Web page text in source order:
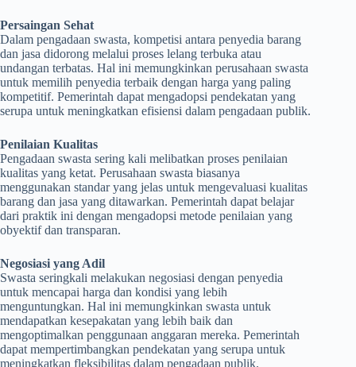
Persaingan Sehat
Dalam pengadaan swasta, kompetisi antara penyedia barang
dan jasa didorong melalui proses lelang terbuka atau
undangan terbatas. Hal ini memungkinkan perusahaan swasta
untuk memilih penyedia terbaik dengan harga yang paling
kompetitif. Pemerintah dapat mengadopsi pendekatan yang
serupa untuk meningkatkan efisiensi dalam pengadaan publik.
Penilaian Kualitas
Pengadaan swasta sering kali melibatkan proses penilaian
kualitas yang ketat. Perusahaan swasta biasanya
menggunakan standar yang jelas untuk mengevaluasi kualitas
barang dan jasa yang ditawarkan. Pemerintah dapat belajar
dari praktik ini dengan mengadopsi metode penilaian yang
obyektif dan transparan.
Negosiasi yang Adil
Swasta seringkali melakukan negosiasi dengan penyedia
untuk mencapai harga dan kondisi yang lebih
menguntungkan. Hal ini memungkinkan swasta untuk
mendapatkan kesepakatan yang lebih baik dan
mengoptimalkan penggunaan anggaran mereka. Pemerintah
dapat mempertimbangkan pendekatan yang serupa untuk
meningkatkan fleksibilitas dalam pengadaan publik.